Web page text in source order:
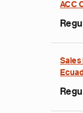
ACC
Sales